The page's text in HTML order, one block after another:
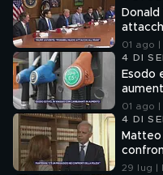
01 ago |
4 DI
Esodo
01 ago |
4 DI
29 lug |